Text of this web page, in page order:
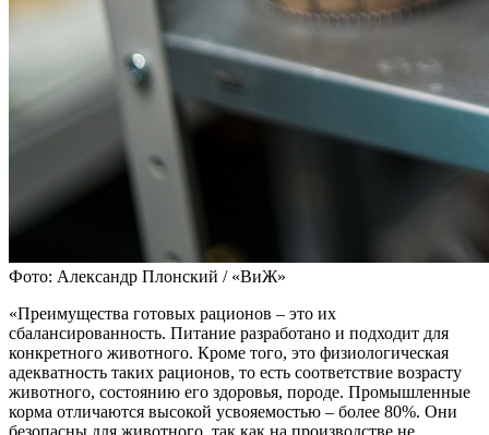
Фото: Александр Плонский / «ВиЖ»
«Преимущества готовых рационов – это их
сбалансированность. Питание разработано и подходит для
конкретного животного. Кроме того, это физиологическая
адекватность таких рационов, то есть соответствие возрасту
животного, состоянию его здоровья, породе. Промышленные
корма отличаются высокой усвояемостью – более 80%. Они